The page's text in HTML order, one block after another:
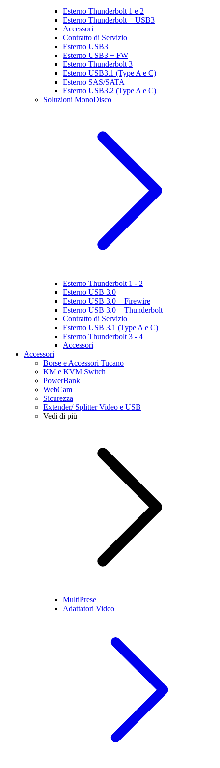
Esterno Thunderbolt 1 e 2
Esterno Thunderbolt + USB3
Accessori
Contratto di Servizio
Esterno USB3
Esterno USB3 + FW
Esterno Thunderbolt 3
Esterno USB3.1 (Type A e C)
Esterno SAS/SATA
Esterno USB3.2 (Type A e C)
Soluzioni MonoDisco
Esterno Thunderbolt 1 - 2
Esterno USB 3.0
Esterno USB 3.0 + Firewire
Esterno USB 3.0 + Thunderbolt
Contratto di Servizio
Esterno USB 3.1 (Type A e C)
Esterno Thunderbolt 3 - 4
Accessori
Accessori
Borse e Accessori Tucano
KM e KVM Switch
PowerBank
WebCam
Sicurezza
Extender/ Splitter Video e USB
Vedi di più
MultiPrese
Adattatori Video